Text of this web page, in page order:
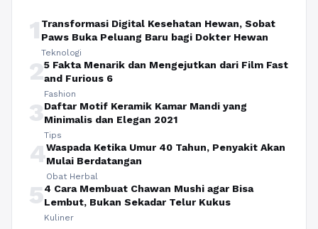
1 Transformasi Digital Kesehatan Hewan, Sobat
Paws Buka Peluang Baru bagi Dokter Hewan
Teknologi
25 Fakta Menarik dan Mengejutkan dari Film Fast
and Furious 6
Fashion
3Daftar Motif Keramik Kamar Mandi yang
Minimalis dan Elegan 2021
Tips
4Waspada Ketika Umur 40 Tahun, Penyakit Akan
Mulai Berdatangan
Obat Herbal
54 Cara Membuat Chawan Mushi agar Bisa
Lembut, Bukan Sekadar Telur Kukus
Kuliner